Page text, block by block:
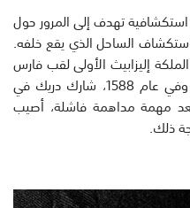
لبعثة استكشافية تهدف إلى المرور حول
الساحل الذي يقع خلفه.
إليزابيث الأولى لقب فارس
عند عودته المظفرة في عام 1580. وفي عام 1588، شارك دريك في
وبعد مهمة مداهمة فاشلة، أصيب